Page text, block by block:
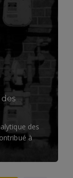
des
à